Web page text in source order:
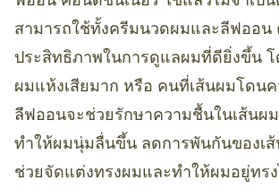
สามารถใช้ทั้งครีมนวดผมและลีฟออน
ประสิทธิภาพในการดูแลผมที่ดียิ่งขึ้น
ผมแห้งเสียมาก หรือ คนที่เส้นผมโดน
ลีฟออนจะช่วยรักษาความชื้นในเส้นผ
ทำให้ผมนุ่มลื่นขึ้น ลดการพันกันของเ
ช่วยจัดแต่งทรงผมและทำให้ผมอยู่ทร